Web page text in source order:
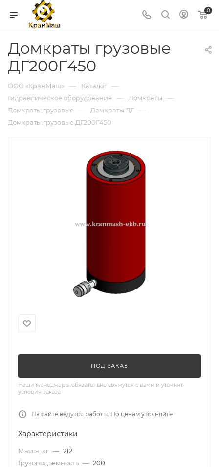
0
Домкраты грузовые
ДГ200Г450
ООО «КранМаш» — Каталог —
Гидравлическое оборудование — Домкраты —
Домкраты грузовые — Домкраты ДГ —
Домкраты грузовые ДГ200Г450
ПОД ЗАКАЗ
Наши менеджеры обязательно свяжутся с вами и уточнят
условия заказа
На сайте ведутся работы. По ценам уточняйте
Характеристики
Масса, кг — 212
Грузоподъемность — 200